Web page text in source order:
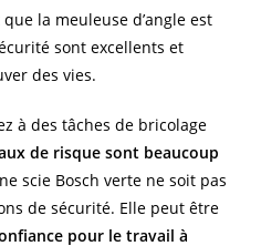
la meuleuse d’angle est
sont excellents et
des vies.
à des tâches de bricolage
de risque sont beaucoup
scie Bosch verte ne soit pas
de sécurité. Elle peut être
pour le travail à